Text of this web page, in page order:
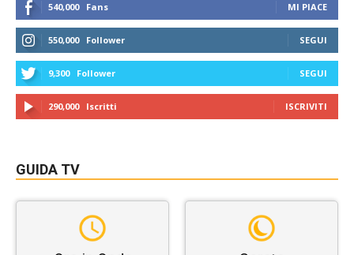
540,000 Fans MI PIACE
550,000 Follower SEGUI
9,300 Follower SEGUI
290,000 Iscritti ISCRIVITI
GUIDA TV